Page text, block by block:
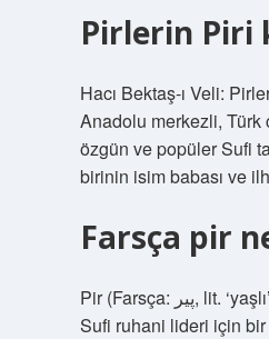
Pirlerin Piri
Hacı Bektaş-ı Veli:
Anadolu merkezli, Türk
özgün ve popüler Sufi
birinin isim babası ve
Farsça pir
Pir (Farsça: پیر‎, lit. ‘yaşlı’) veya Akran, bir
Sufi ruhani lideri için bir